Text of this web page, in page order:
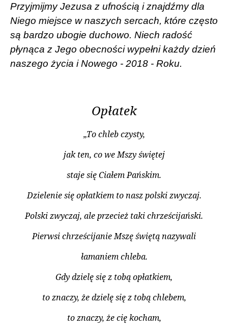
Przyjmijmy Jezusa z ufnością i znajdźmy dla
Niego miejsce w naszych sercach, które często
są bardzo ubogie duchowo. Niech radość
płynąca z Jego obecności wypełni każdy dzień
naszego życia iNowego - 2018 - Roku.
Opłatek
„To chleb czysty,
jak ten, co we Mszy świętej
staje się Ciałem Pańskim.
Dzielenie się opłatkiem to nasz polski zwyczaj.
Polski zwyczaj, ale przecież taki chrześcijański.
Pierwsi chrześcijanie Mszę świętą nazywali
łamaniem chleba.
Gdy dzielę się z tobą opłatkiem,
to znaczy, że dzielę się z tobą chlebem,
to znaczy, że cię kocham,